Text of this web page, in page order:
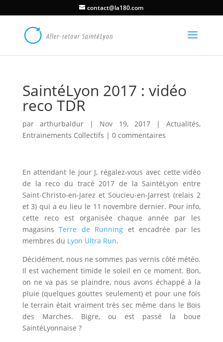
contact@la180.com
SaintéLyon 2017 : vidéo
reco TDR
par arthurbaldur | Nov 19, 2017|Actualités,
Entrainements Collectifs | 0 commentaires
En attendant le jour J, régalez-vous avec cette vidéo
de la reco du tracé 2017 de la SaintéLyon entre
Saint-Christo-en-Jarez et Soucieu-en-Jarrest (relais 2
et 3) qui a eu lieu le 11 novembre dernier. Pour info,
cette reco est organisée chaque année par les
magasinsTerre de Running et encadrée par les
membres du Lyon Ultra Run.
Décidément, nous ne sommes pas vernis côté météo.
Il est vachement timide le soleil en ce moment. Bon,
on ne va pas se plaindre, nous avons échappé à la
pluie (quelques gouttes seulement) et pour une fois
le terrain était vraiment très sec même dans le Bois
des Marches. Bigre, ou est passé la boue
SaintéLyonnaise ?